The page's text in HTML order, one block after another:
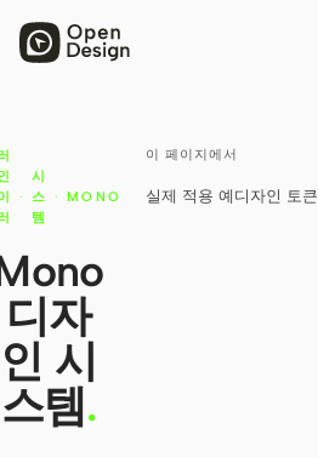
Open Design
HTML Video
Codex Slides
Open Design Plugin
이 페이지에서
실제 적용 예 디자인 토큰
·
시
스
템
· MONO
디자
인 시
스템.